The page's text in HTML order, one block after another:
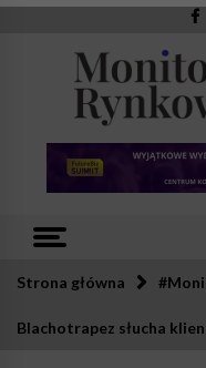
Skip
Strona główna
Blachotrapez słucha